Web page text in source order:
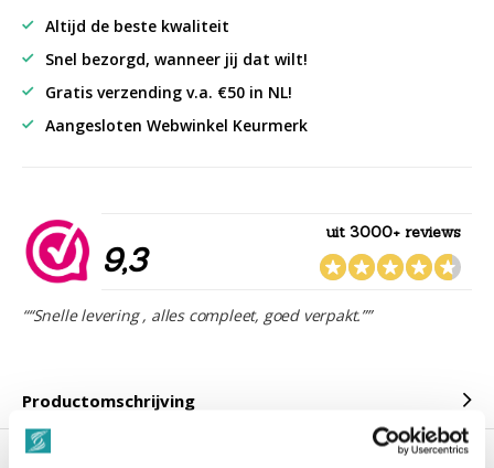
Altijd de beste kwaliteit
Snel bezorgd, wanneer jij dat wilt!
Gratis verzending v.a. €50 in NL!
Aangesloten Webwinkel Keurmerk
9,3
uit 3000+ reviews
““Snelle levering , alles compleet, goed verpakt.””
Productomschrijving
Reviews